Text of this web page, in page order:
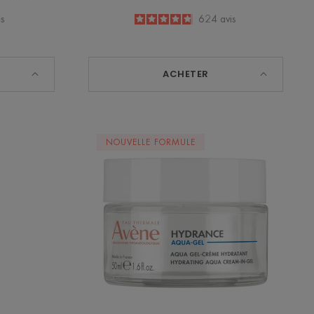
4.8
/
5
624 avis
ACHETER
gel-
NOUVELLE FORMULE